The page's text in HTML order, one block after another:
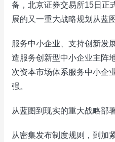
备，北京证券交易所15日正
展的又一重大战略规划从蓝
服务中小企业、支持创新发
造服务创新型中小企业主阵
次资本市场体系服务中小企
强。
从蓝图到现实的重大战略部
从密集发布制度规则，到加